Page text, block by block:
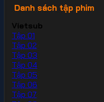
Danh sách tập phim
Vietsub
Tập 01
Tập 02
Tập 03
Tập 04
Tập 05
Tập 06
Tập 07